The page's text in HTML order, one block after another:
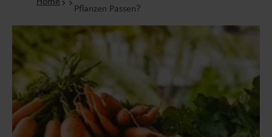
Pflanzen Passen?